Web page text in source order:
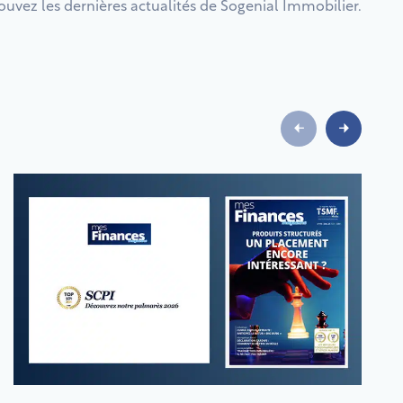
les dernières actualités de Sogenial Immobilier.